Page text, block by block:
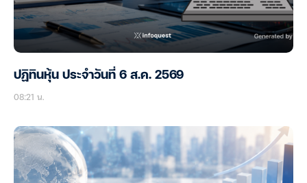
ปฏิทินหุ้น ประจำวันที่ 6 ส.ค. 2569
08:21 น.